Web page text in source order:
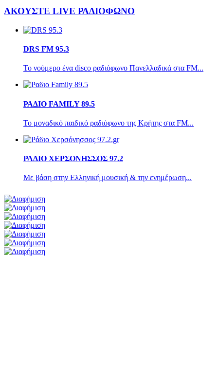
ΑΚΟΥΣΤΕ LIVE ΡΑΔΙΟΦΩΝΟ
DRS FM 95.3
Το νούμερο ένα disco ραδιόφωνο Πανελλαδικά στα FM...
ΡΑΔΙΟ FAMILY 89.5
Το μοναδικό παιδικό ραδιόφωνο της Κρήτης στα FM...
ΡΑΔΙΟ ΧΕΡΣΟΝΗΣΣΟΣ 97.2
Με βάση στην Ελληνική μουσική & την ενημέρωση...